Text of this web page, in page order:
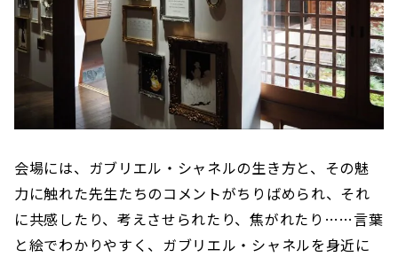
会場には、ガブリエル・シャネルの生き方と、その魅
力に触れた先生たちのコメントがちりばめられ、それ
に共感したり、考えさせられたり、焦がれたり……言葉
と絵でわかりやすく、ガブリエル・シャネルを身近に